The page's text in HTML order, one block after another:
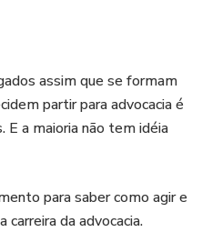
assim que se formam
partir para advocacia é
E a maioria não tem idéia
para saber como agir e
carreira da advocacia.